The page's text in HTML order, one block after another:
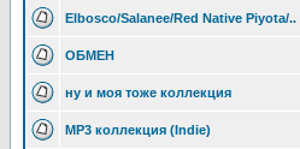
Elbosco/Salanee/Red Native Piyota/..
ОБМЕН
ну и моя тоже коллекция
MP3 коллекция (Indie)